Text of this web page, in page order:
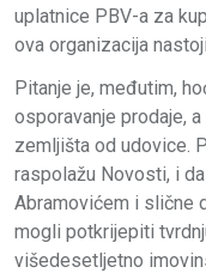
uplatnice PBV-a za
ova organizacija
Pitanje je, međutim,
osporavanje prodaje,
zemljišta od udovice.
raspolažu Novosti, i
Abramovićem i slične
mogli potkrijepiti
višedesetljetno